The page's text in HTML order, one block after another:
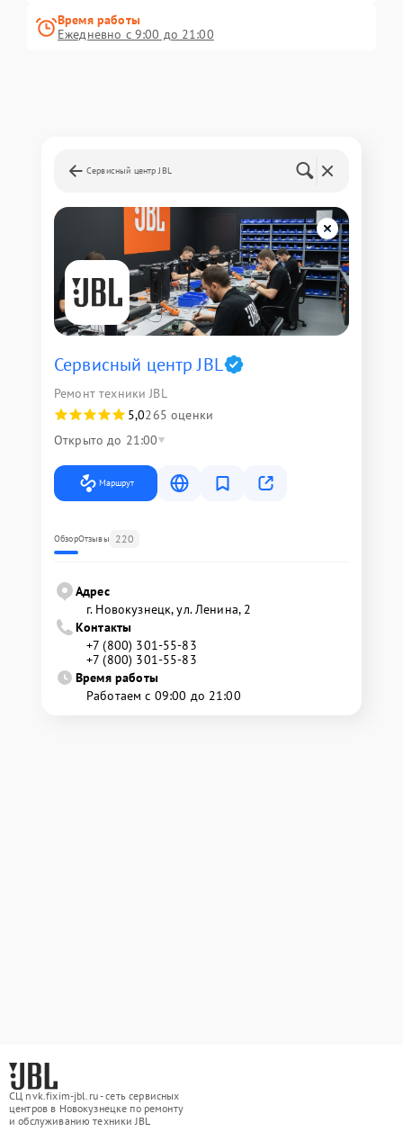
Время работы
Ежедневно с 9:00 до 21:00
Сервисный центр JBL
Сервисный центр JBL
Ремонт техники JBL
5,0265 оценки
Открыто до 21:00
Маршрут
ОбзорОтзывы 220
Адрес
г. Новокузнецк, ул. Ленина, 2
Контакты
+7 (800) 301-55-83
+7 (800) 301-55-83
Время работы
Работаем с 09:00 до 21:00
СЦ nvk.fixim-jbl.ru - сеть сервисных
центров в Новокузнецке по ремонту
и обслуживанию техники JBL